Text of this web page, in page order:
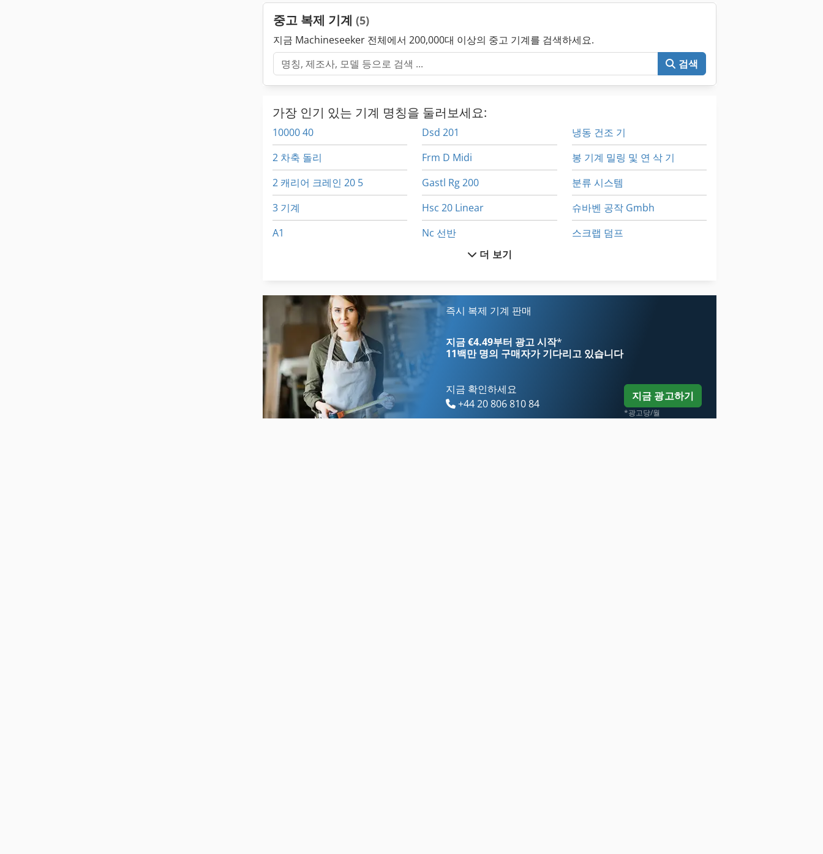
중고 복제 기계 (5)
지금 Machineseeker 전체에서 200,000대 이상의 중고 기계를 검색하세요.
검색
가장 인기 있는 기계 명칭을 둘러보세요:
10000 40
2 차축 돌리
2 캐리어 크레인 20 5
3 기계
A1
Brand
Ddfao System
Dsd 201
Frm D Midi
Gastl Rg 200
Hsc 20 Linear
Nc 선반
기타
냉동 건조 기
봉 기계 밀링 및 연 삭 기
분류 시스템
슈바벤 공작 Gmbh
스크랩 덤프
더 보기
즉시 복제 기계 판매
지금 €4.49부터 광고 시작*
11백만 명의 구매자가 기다리고 있습니다
지금 확인하세요
+44 20 806 810 84
지금 광고하기
*광고당/월